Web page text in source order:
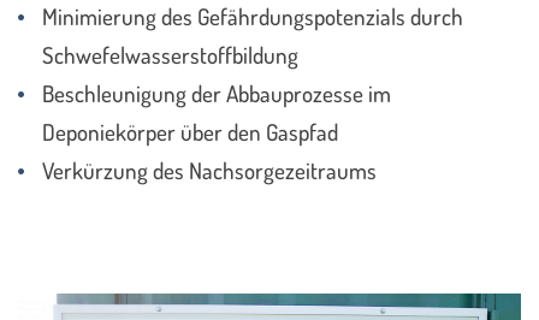
Minimierung des Gefährdungspotenzials durch
Schwefelwasserstoffbildung
Beschleunigung der Abbauprozesse im
Deponiekörper über den Gaspfad
Verkürzung des Nachsorgezeitraums